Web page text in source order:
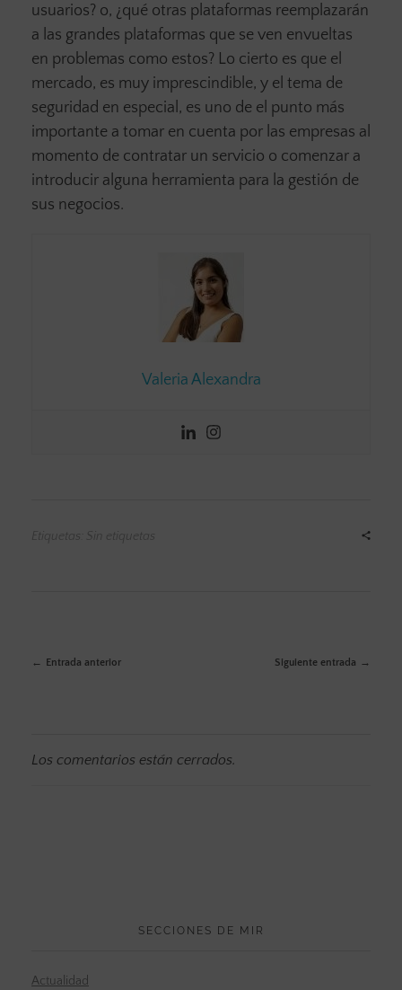
usuarios? o, ¿qué otras plataformas reemplazarán
a las grandes plataformas que se ven envueltas
en problemas como estos? Lo cierto es que el
mercado, es muy imprescindible, y el tema de
seguridad en especial, es uno de el punto más
importante a tomar en cuenta por las empresas al
momento de contratar un servicio o comenzar a
introducir alguna herramienta para la gestión de
sus negocios.
Valeria Alexandra
Etiquetas: Sin etiquetas
Entrada anterior Siguiente entrada
Los comentarios están cerrados.
SECCIONES DE MIR
Actualidad